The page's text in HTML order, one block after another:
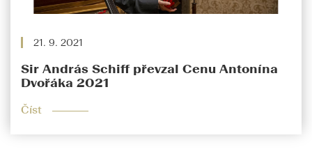
21. 9. 2021
Sir András Schiff převzal Cenu Antonína
Dvořáka 2021
Číst